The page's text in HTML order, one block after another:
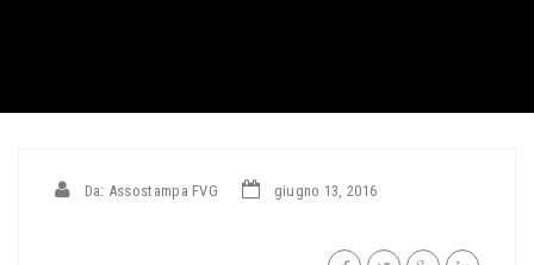
Da: Assostampa FVG giugno 13, 2016